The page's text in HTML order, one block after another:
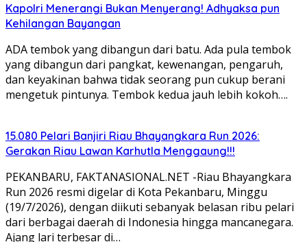
Kapolri Menerangi Bukan Menyerang! Adhyaksa pun
Kehilangan Bayangan
ADA tembok yang dibangun dari batu. Ada pula tembok
yang dibangun dari pangkat, kewenangan, pengaruh,
dan keyakinan bahwa tidak seorang pun cukup berani
mengetuk pintunya. Tembok kedua jauh lebih kokoh….
15.080 Pelari Banjiri Riau Bhayangkara Run 2026:
Gerakan Riau Lawan Karhutla Menggaung!!!
PEKANBARU, FAKTANASIONAL.NET -Riau Bhayangkara
Run 2026 resmi digelar di Kota Pekanbaru, Minggu
(19/7/2026), dengan diikuti sebanyak belasan ribu pelari
dari berbagai daerah di Indonesia hingga mancanegara.
Ajang lari terbesar di…